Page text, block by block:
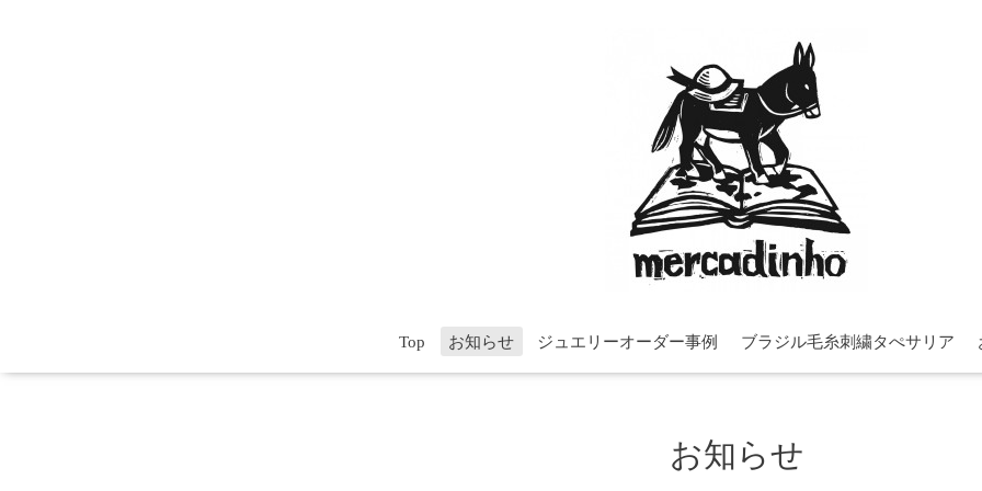
Top お知らせ ジュエリーオーダー事例 ブラジル毛糸刺繍タぺサリア
お知らせ